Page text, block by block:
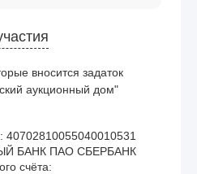
вносится задаток
аукционный дом"
40702810055040010531
БАНК ПАО СБЕРБАНК
счёта: